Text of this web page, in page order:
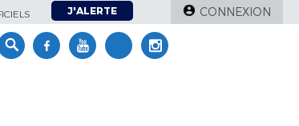
J'ALERTE CONNEXION